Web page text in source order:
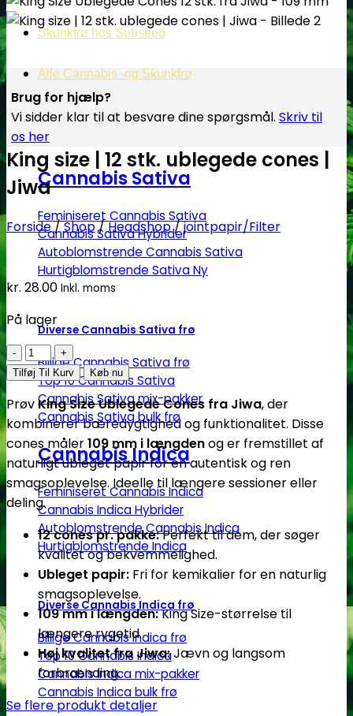
Skunkfrø hos Subseed
Alle Cannabis -og Skunkfrø
Cannabis Sativa
Feminiseret Cannabis Sativa
Cannabis Sativa Hybrider
Autoblomstrende Cannabis Sativa
Hurtigblomstrende Sativa
Diverse Cannabis Sativa frø
Billige Cannabis Sativa frø
Top 10 Cannabis Sativa
Cannabis Sativa mix-pakker
Cannabis Sativa bulk frø
Cannabis Indica
Feminiseret Cannabis Indica
Cannabis Indica Hybrider
Autoblomstrende Cannabis Indica
Hurtigblomstrende Indica
Diverse Cannabis Indica frø
Billige Cannabis Indica frø
Top 10 Cannabis Indica
Cannabis Indica mix-pakker
Cannabis Indica bulk frø
Brug for hjælp?
Vi sidder klar til at besvare dine spørgsmål. Skriv til
os her
King size | 12 stk. ublegede cones |
Jiwa
Forside/Shop/Headshop/jointpapir/Filter
kr. 28.00 Inkl. moms
På lager
King
size
12
stk.
ublegede
cones
|
Jiwa
antal
Tilføj Til Kurv Køb nu
PrøvKing Size Ublegede Cones fra Jiwa, der
kombinerer bæredygtighed og funktionalitet. Disse
cones måler109 mm i længdenog er fremstillet af
naturligt ubleget papir for en autentisk og ren
smagsoplevelse. Ideelle til længere sessioner eller
deling.
12 cones pr. pakke:Perfekt til dem, der søger
kvalitet og bekvemmelighed.
Ubleget papir: Fri for kemikalier for en naturlig
smagsoplevelse.
109 mm i længden:King Size-størrelse til
længere rygetid.
Høj kvalitet fra Jiwa:Jævn og langsom
forbrænding.
Se flere produkt detaljer